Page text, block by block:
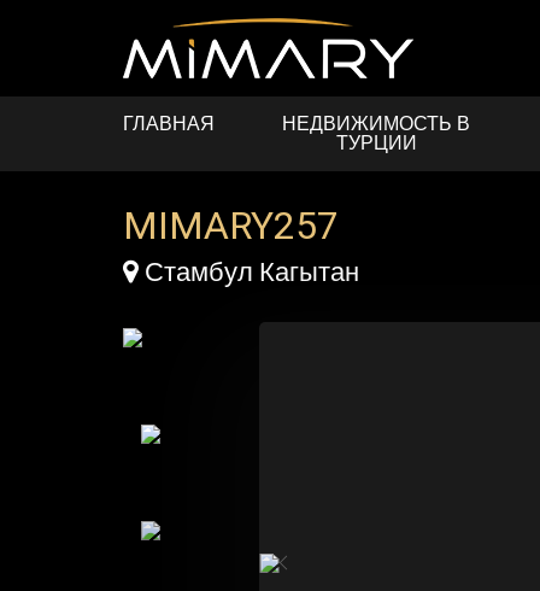
ГЛАВНАЯ НЕДВИЖИМОСТЬ В
ТУРЦИИ
MIMARY257
Map Marker
Стамбул Кагытан